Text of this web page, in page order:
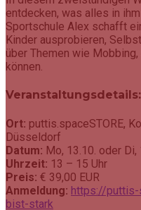
entdecken, was alles in
Sportschule Alex schafft
Kinder ausprobieren,
über Themen wie
können.
Veranstaltungsdetails:
Ort: puttis.spaceSTORE,
Düsseldorf
Datum: Mo, 13.10. oder Di,
Uhrzeit: 13 – 15 Uhr
Preis: € 39,00 EUR
Anmeldung: https://puttis-
bist-stark